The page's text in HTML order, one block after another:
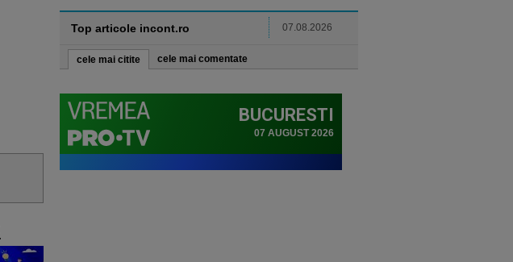
Top articole incont.ro 07.08.2026
cele mai citite cele mai comentate